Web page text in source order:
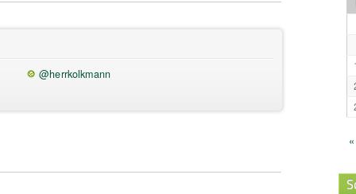
@herrkolkmann